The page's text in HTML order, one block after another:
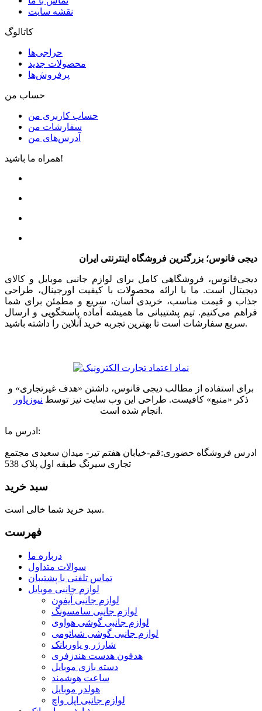
نقشه سایت
کاتالوگ
حراجی‌ها
محصولات جدید
پرفروش‌ها
حساب من
حساب کاربری من
سفارشات من
آدرس‌های من
همراه ما باشید!
دیجی فانوس؛ بزرگترین فروشگاه اینترنتی ایران
دیجی‌فانوس، فروشگاهی کامل برای لوازم جانبی موبایل و کالای
دیجیتال است. ما با ارائه محصولات با کیفیت اورجینال، طراحی
جذاب و قیمت مناسب، خریدی آسان، سریع و مطمئن برای شما
فراهم می‌کنیم. تیم پشتیبانی ما همیشه آماده پاسخگویی و ارسال
سریع سفارشات است تا بهترین تجربه خرید آنلاین را داشته باشید.
برای استفاده از مطالب دیجی فانوس، داشتن «هدف غیرتجاری» و
ذکر «منبع» کافیست. طراحی این وب سایت نیز توسط نیوزپاور
انجام شده است.
ادرس ما:
ادرس فروشگاه حضوری:قم-خیابان هفتم تیر- میدان سعیدی مجتمع
تجاری سیرنگ طبقه اول پلاک 538
سبد خرید
سبد خرید شما خالی است.
فهرست
درباره ما
سوالات متداول
تماس تلفنی با پشتیبان
لوازم جانبی موبایل
لوازم جانبی آیفون
لوازم جانبی سامسونگ
لوازم جانبی گوشی هواوی
لوازم جانبی گوشی شیائومی
شارژر و پاوربانک
هدفون هدست هندزفری
دسته بازی موبایل
ساعت هوشمند
هولدر موبایل
لوازم جانبی اپل واچ